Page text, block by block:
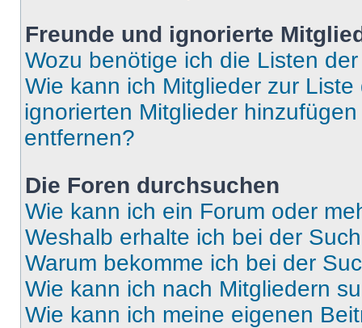
Freunde und ignorierte
Wozu benötige ich die Listen
Wie kann ich Mitglieder zur
ignorierten Mitglieder
entfernen?
Die Foren durchsuchen
Wie kann ich ein Forum oder
Weshalb erhalte ich bei der
Warum bekomme ich bei der
Wie kann ich nach Mitgliedern
Wie kann ich meine eigenen